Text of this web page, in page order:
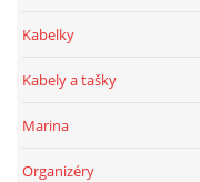
Kabelky
Kabely a tašky
Marina
Organizéry